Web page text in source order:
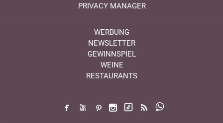
PRIVACY MANAGER
WERBUNG
NEWSLETTER
GEWINNSPIEL
WEINE
RESTAURANTS